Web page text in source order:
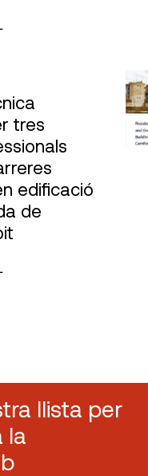
tres
edificació
de
llista per
la